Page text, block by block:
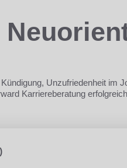
Unzufriedenheit im
Karriereberatung